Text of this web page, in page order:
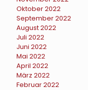
Oktober 2022
September 2022
August 2022
Juli 2022
Juni 2022
Mai 2022
April 2022
März 2022
Februar 2022